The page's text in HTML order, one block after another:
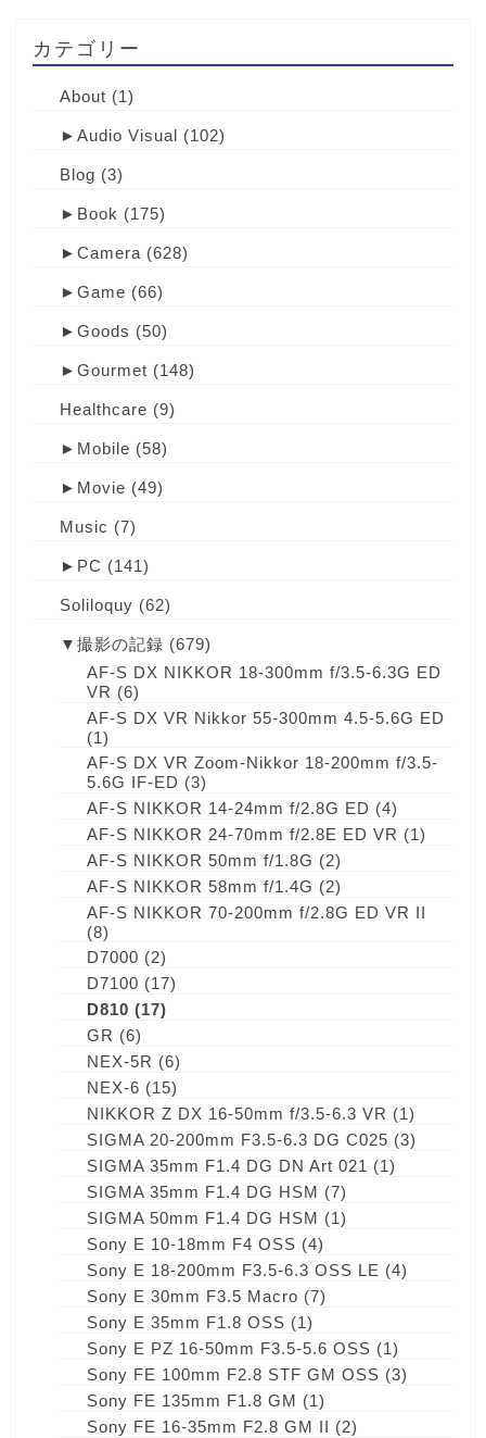
カテゴリー
About (1)
► Audio Visual (102)
Blog (3)
► Book (175)
► Camera (628)
► Game (66)
► Goods (50)
► Gourmet (148)
Healthcare (9)
► Mobile (58)
► Movie (49)
Music (7)
► PC (141)
Soliloquy (62)
▼ 撮影の記録 (679)
AF-S DX NIKKOR 18-300mm f/3.5-6.3G ED
VR (6)
AF-S DX VR Nikkor 55-300mm 4.5-5.6G ED
(1)
AF-S DX VR Zoom-Nikkor 18-200mm f/3.5-
5.6G IF-ED (3)
AF-S NIKKOR 14-24mm f/2.8G ED (4)
AF-S NIKKOR 24-70mm f/2.8E ED VR (1)
AF-S NIKKOR 50mm f/1.8G (2)
AF-S NIKKOR 58mm f/1.4G (2)
AF-S NIKKOR 70-200mm f/2.8G ED VR II
(8)
D7000 (2)
D7100 (17)
D810 (17)
GR (6)
NEX-5R (6)
NEX-6 (15)
NIKKOR Z DX 16-50mm f/3.5-6.3 VR (1)
SIGMA 20-200mm F3.5-6.3 DG C025 (3)
SIGMA 35mm F1.4 DG DN Art 021 (1)
SIGMA 35mm F1.4 DG HSM (7)
SIGMA 50mm F1.4 DG HSM (1)
Sony E 10-18mm F4 OSS (4)
Sony E 18-200mm F3.5-6.3 OSS LE (4)
Sony E 30mm F3.5 Macro (7)
Sony E 35mm F1.8 OSS (1)
Sony E PZ 16-50mm F3.5-5.6 OSS (1)
Sony FE 100mm F2.8 STF GM OSS (3)
Sony FE 135mm F1.8 GM (1)
Sony FE 16-35mm F2.8 GM II (2)